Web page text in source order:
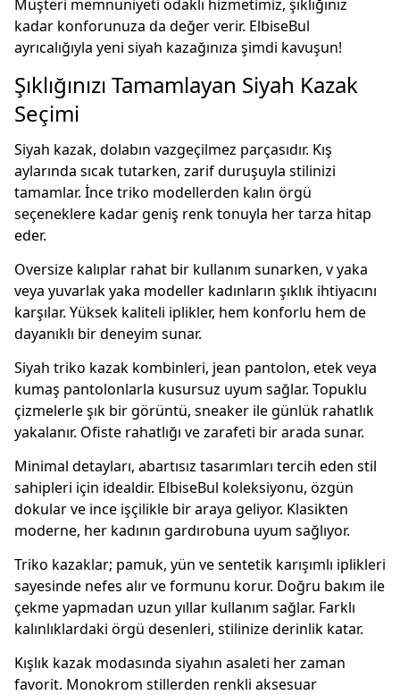
Müşteri memnuniyeti odaklı hizmetimiz, şıklığınız
kadar konforunuza da değer verir. ElbiseBul
ayrıcalığıyla yeni siyah kazağınıza şimdi kavuşun!
Şıklığınızı Tamamlayan Siyah Kazak
Seçimi
Siyah kazak, dolabın vazgeçilmez parçasıdır. Kış
aylarında sıcak tutarken, zarif duruşuyla stilinizi
tamamlar. İnce triko modellerden kalın örgü
seçeneklere kadar geniş renk tonuyla her tarza hitap
eder.
Oversize kalıplar rahat bir kullanım sunarken, v yaka
veya yuvarlak yaka modeller kadınların şıklık ihtiyacını
karşılar. Yüksek kaliteli iplikler, hem konforlu hem de
dayanıklı bir deneyim sunar.
Siyah triko kazak kombinleri, jean pantolon, etek veya
kumaş pantolonlarla kusursuz uyum sağlar. Topuklu
çizmelerle şık bir görüntü, sneaker ile günlük rahatlık
yakalanır. Ofiste rahatlığı ve zarafeti bir arada sunar.
Minimal detayları, abartısız tasarımları tercih eden stil
sahipleri için idealdir. ElbiseBul koleksiyonu, özgün
dokular ve ince işçilikle bir araya geliyor. Klasikten
moderne, her kadının gardırobuna uyum sağlıyor.
Triko kazaklar; pamuk, yün ve sentetik karışımlı iplikleri
sayesinde nefes alır ve formunu korur. Doğru bakım ile
çekme yapmadan uzun yıllar kullanım sağlar. Farklı
kalınlıklardaki örgü desenleri, stilinize derinlik katar.
Kışlık kazak modasında siyahın asaleti her zaman
favorit. Monokrom stillerden renkli aksesuar